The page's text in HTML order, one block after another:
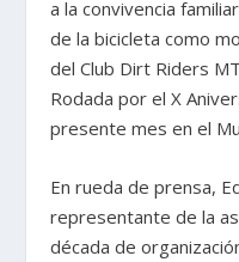
a la convivencia
de la bicicleta como
del Club Dirt Riders
Rodada por el X
presente mes en el
En rueda de prensa,
representante de la
década de